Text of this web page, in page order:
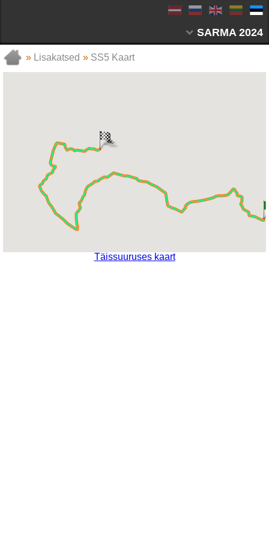
SARMA 2024
» Lisakatsed » SS5 Kaart
Täissuuruses kaart